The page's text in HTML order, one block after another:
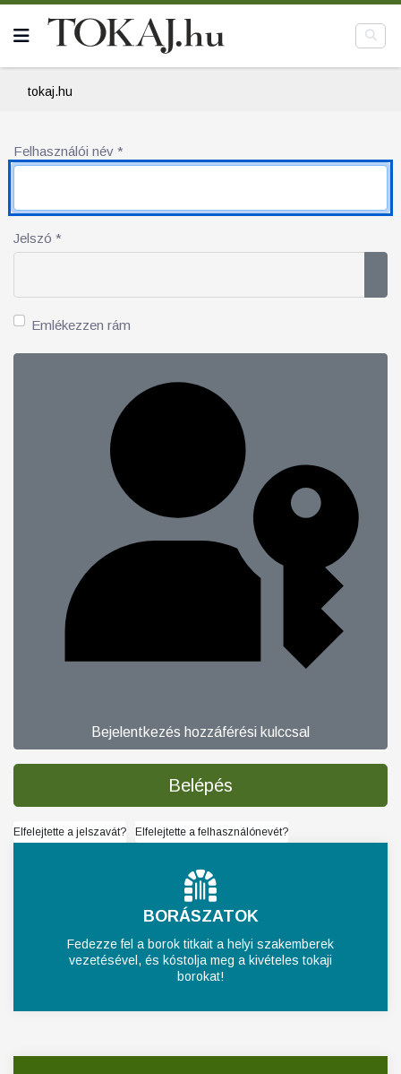
tokaj.hu
Felhasználói név *
Jelszó *
Emlékezzen rám
Bejelentkezés hozzáférési kulccsal
Belépés
Elfelejtette a jelszavát? Elfelejtette a felhasználónevét?
BORÁSZATOK
Fedezze fel a borok titkait a helyi szakemberek
vezetésével, és kóstolja meg a kivételes tokaji
borokat!